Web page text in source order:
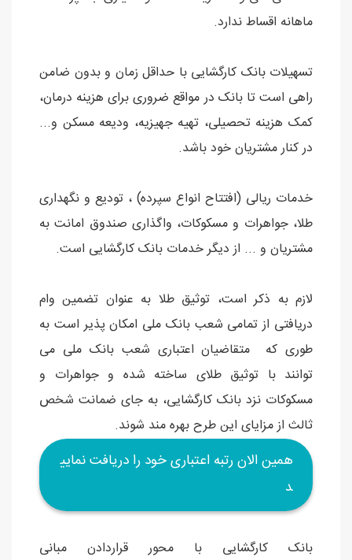
ماهانه اقساط ندارد.
تسهیلات بانک کارگشایی با حداقل زمان و بدون ضامن
راهی است تا بانک در مواقع ضروری برای هزینه درمان،
کمک هزینه تحصیلی، تهیه جهیزیه، ودیعه مسکن و...
در کنار مشتریان خود باشد.
خدمات ریالی (افتتاح انواع سپرده) ، تودیع و نگهداری
طلا، جواهرات و مسکوکات، واگذاری صندوق امانت به
مشتریان و ... از دیگر خدمات بانک کارگشایی است.
لازم به ذکر است، توثیق طلا به عنوان تضمین وام
دریافتی از تمامی شعب بانک ملی امکان پذیر است به
طوری که متقاضیان اعتباری شعب بانک ملی می
توانند با توثیق طلای ساخته شده و جواهرات و
مسکوکات نزد بانک کارگشایی، به جای ضمانت شخص
ثالث از مزایای این طرح بهره مند شوند.
همین الان رتبه اعتباری خود را دریافت نمایی
د
بانک کارگشایی با محور قراردادن مبانی